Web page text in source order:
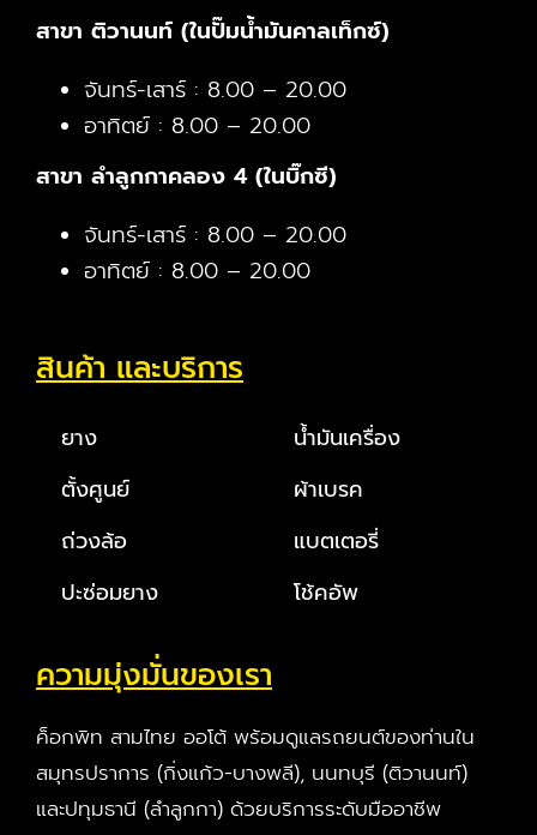
สาขา ติวานนท์ (ในปั๊มน้ำมันคาลเท็กซ์)
จันทร์-เสาร์ : 8.00 – 20.00
อาทิตย์ : 8.00 – 20.00
สาขา ลำลูกกาคลอง 4 (ในบิ๊กซี)
จันทร์-เสาร์ : 8.00 – 20.00
อาทิตย์ : 8.00 – 20.00
สินค้า และบริการ
ยาง
ตั้งศูนย์
ถ่วงล้อ
ปะซ่อมยาง
น้ำมันเครื่อง
ผ้าเบรค
แบตเตอรี่
โช้คอัพ
ความมุ่งมั่นของเรา
ค็อกพิท สามไทย ออโต้ พร้อมดูแลรถยนต์ของท่านใน
สมุทรปราการ (กิ่งแก้ว-บางพลี), นนทบุรี (ติวานนท์)
และปทุมธานี (ลำลูกกา) ด้วยบริการระดับมืออาชีพ